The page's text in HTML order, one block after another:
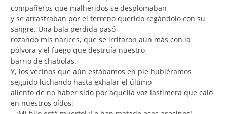
compañeros que malheridos se desplomaban
y se arrastraban por el terreno querido regándolo con su
sangre. Una bala perdida pasó
rozando mis narices, que se irritaron aún más con la
pólvora y el fuego que destruía nuestro
barrio de chabolas.
Y, los vecinos que aún estábamos en pie hubiéramos
seguido luchando hasta exhalar el último
aliento de no haber sido por aquella voz lastimera que caló
en nuestros oídos: